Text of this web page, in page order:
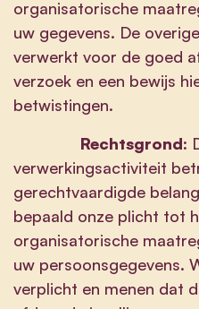
organisatorische
uw gegevens. De
verwerkt voor de goed
verzoek en een bewijs
betwistingen.
Rechtsgrond:
verwerkingsactiviteit
gerechtvaardigde
bepaald onze plicht tot
organisatorische
uw persoonsgegevens.
verplicht en menen dat